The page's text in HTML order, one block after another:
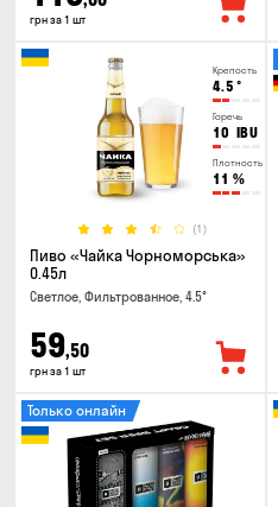
грн за 1 шт
Крепость
4.5 °
Горечь
10 IBU
Плотность
11 %
(1)
Пиво «Чайка Чорноморська»
0.45л
Светлое, Фильтрованное, 4.5°
59,50
грн за 1 шт
Только онлайн